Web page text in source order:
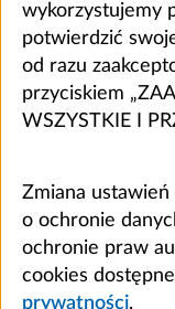
wykorzystujemy
potwierdzić
od razu
przyciskiem
WSZYSTKIE I
Zmiana
o ochronie
ochronie praw
cookies
prywatności.